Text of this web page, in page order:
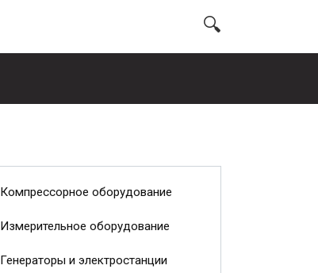
Компрессорное оборудование
Измерительное оборудование
Генераторы и электростанции